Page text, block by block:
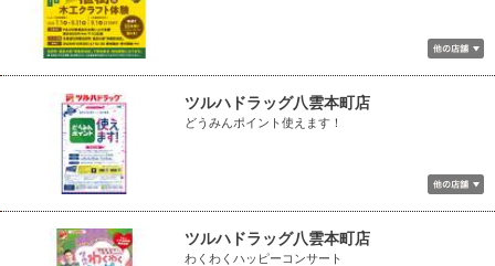
ツルハドラッグ八雲本町店
どうみんポイント使えます！
ツルハドラッグ八雲本町店
わくわくハッピーコンサート